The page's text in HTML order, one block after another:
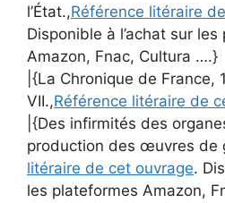
l’État.,Référence litéraire
Disponible à l’achat sur
Amazon, Fnac, Cultura ….}
|{La Chronique de France,
VII.,Référence litéraire de
|{Des infirmités des
production des œuvres de
litéraire de cet ouvrage.
les plateformes Amazon,